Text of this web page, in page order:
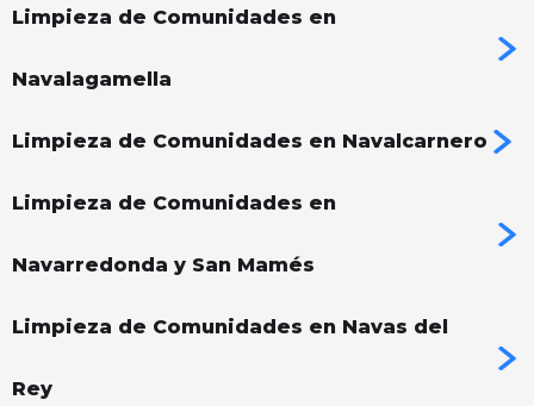
Limpieza de Comunidades en
Navalagamella
Limpieza de Comunidades en Navalcarnero
Limpieza de Comunidades en
Navarredonda y San Mamés
Limpieza de Comunidades en Navas del
Rey